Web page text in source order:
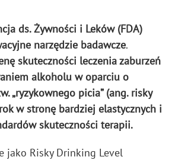
ds. Żywności i Leków (FDA)
narzędzie badawcze.
skuteczności leczenia zaburzeń
alkoholu w oparciu o
„ryzykownego picia” (ang. risky
w stronę bardziej elastycznych i
skuteczności terapii.
jako Risky Drinking Level